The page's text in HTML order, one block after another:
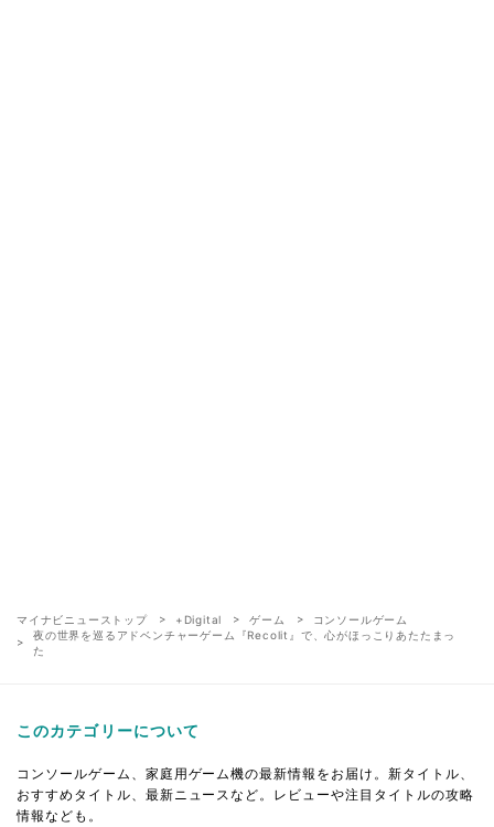
マイナビニューストップ +Digital ゲーム
コンソールゲーム
夜の世界を巡るアドベンチャーゲーム『Recolit』で、心がほっこりあたたまっ
た
このカテゴリーについて
コンソールゲーム、家庭用ゲーム機の最新情報をお届け。新タイトル、
おすすめタイトル、最新ニュースなど。レビューや注目タイトルの攻略
情報なども。